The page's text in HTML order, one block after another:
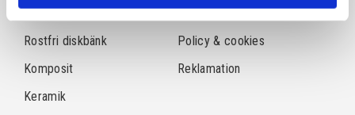
Natursten
Rostfri diskbänk
Komposit
Keramik
Köpvillkor
Policy & cookies
Reklamation